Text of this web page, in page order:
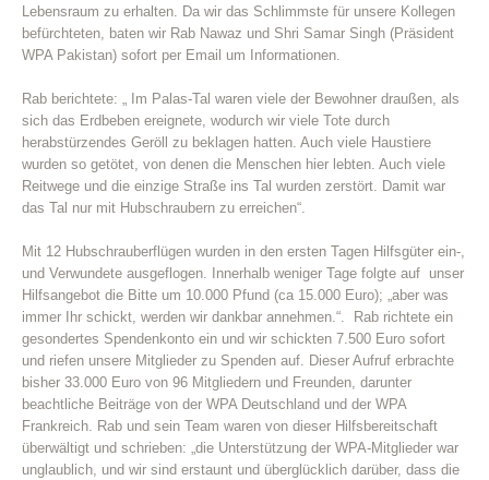
Lebensraum zu erhalten. Da wir das Schlimmste für unsere Kollegen
befürchteten, baten wir Rab Nawaz und Shri Samar Singh (Präsident
WPA Pakistan) sofort per Email um Informationen.
Rab berichtete: „ Im Palas-Tal waren viele der Bewohner draußen, als
sich das Erdbeben ereignete, wodurch wir viele Tote durch
herabstürzendes Geröll zu beklagen hatten. Auch viele Haustiere
wurden so getötet, von denen die Menschen hier lebten. Auch viele
Reitwege und die einzige Straße ins Tal wurden zerstört. Damit war
das Tal nur mit Hubschraubern zu erreichen“.
Mit 12 Hubschrauberflügen wurden in den ersten Tagen Hilfsgüter ein-,
und Verwundete ausgeflogen. Innerhalb weniger Tage folgte auf unser
Hilfsangebot die Bitte um 10.000 Pfund (ca 15.000 Euro); „aber was
immer Ihr schickt, werden wir dankbar annehmen.“. Rab richtete ein
gesondertes Spendenkonto ein und wir schickten 7.500 Euro sofort
und riefen unsere Mitglieder zu Spenden auf. Dieser Aufruf erbrachte
bisher 33.000 Euro von 96 Mitgliedern und Freunden, darunter
beachtliche Beiträge von der WPA Deutschland und der WPA
Frankreich. Rab und sein Team waren von dieser Hilfsbereitschaft
überwältigt und schrieben: „die Unterstützung der WPA-Mitglieder war
unglaublich, und wir sind erstaunt und überglücklich darüber, dass die